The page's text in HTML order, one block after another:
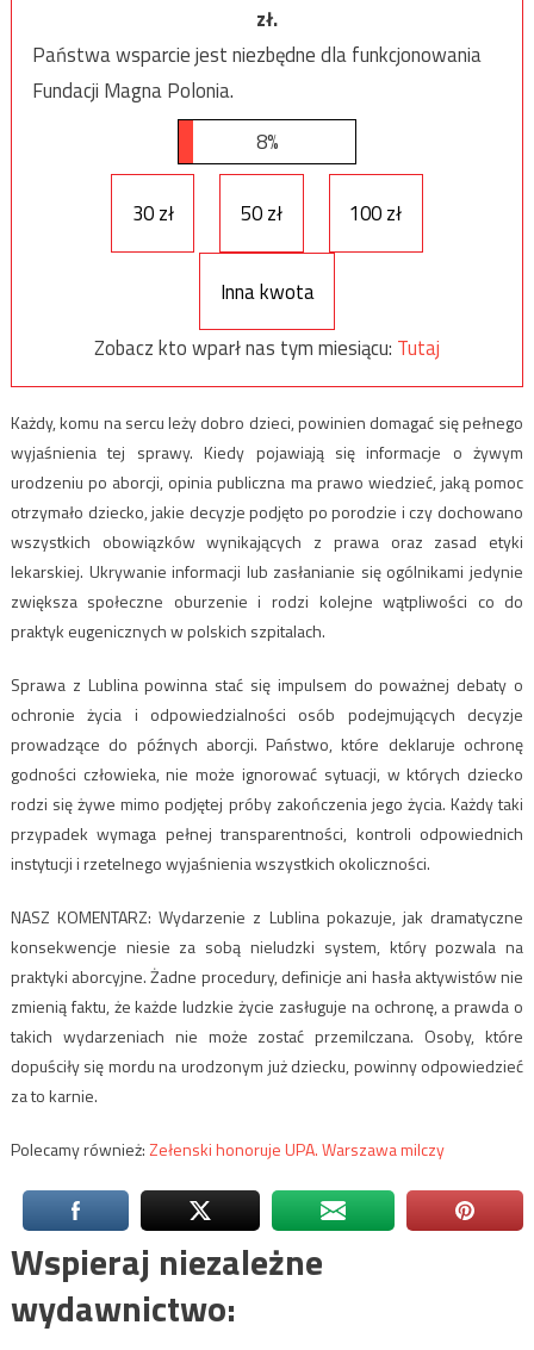
zł.
Państwa wsparcie jest niezbędne dla funkcjonowania
Fundacji Magna Polonia.
8%
30 zł 50 zł 100 zł
Inna kwota
Zobacz kto wparł nas tym miesiącu: Tutaj
Każdy, komu na sercu leży dobro dzieci, powinien domagać się pełnego
wyjaśnienia tej sprawy. Kiedy pojawiają się informacje o żywym
urodzeniu po aborcji, opinia publiczna ma prawo wiedzieć, jaką pomoc
otrzymało dziecko, jakie decyzje podjęto po porodzie i czy dochowano
wszystkich obowiązków wynikających z prawa oraz zasad etyki
lekarskiej. Ukrywanie informacji lub zasłanianie się ogólnikami jedynie
zwiększa społeczne oburzenie i rodzi kolejne wątpliwości co do
praktyk eugenicznych w polskich szpitalach.
Sprawa z Lublina powinna stać się impulsem do poważnej debaty o
ochronie życia i odpowiedzialności osób podejmujących decyzje
prowadzące do późnych aborcji. Państwo, które deklaruje ochronę
godności człowieka, nie może ignorować sytuacji, w których dziecko
rodzi się żywe mimo podjętej próby zakończenia jego życia. Każdy taki
przypadek wymaga pełnej transparentności, kontroli odpowiednich
instytucji i rzetelnego wyjaśnienia wszystkich okoliczności.
NASZ KOMENTARZ: Wydarzenie z Lublina pokazuje, jak dramatyczne
konsekwencje niesie za sobą nieludzki system, który pozwala na
praktyki aborcyjne. Żadne procedury, definicje ani hasła aktywistów nie
zmienią faktu, że każde ludzkie życie zasługuje na ochronę, a prawda o
takich wydarzeniach nie może zostać przemilczana. Osoby, które
dopuściły się mordu na urodzonym już dziecku, powinny odpowiedzieć
za to karnie.
Polecamy również:Zełenski honoruje UPA. Warszawa milczy
Wspieraj niezależne
wydawnictwo: